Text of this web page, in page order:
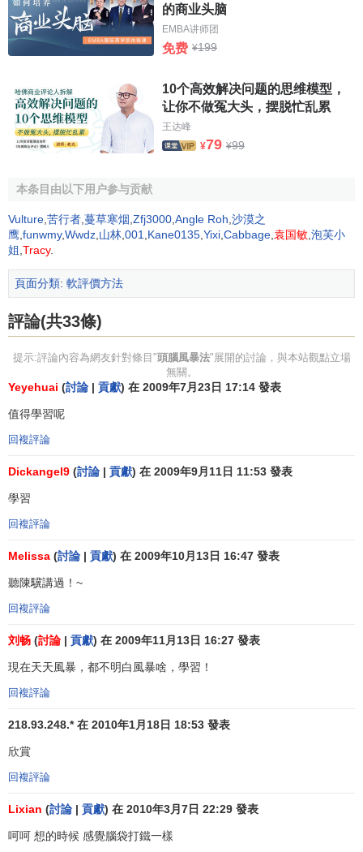
設想論證型；這是為將眾多的設想歸納轉換成實用型方
案召開的會議。要求與會者善於歸納、善於分析判斷。
會議要明確主題。會議主題提前通報給與會人員，讓與
會者有一定准備；
要素，摸清主題現狀和發展趨勢；
參與者要有一定的訓練基礎，懂得該會議提倡的原則和
方法；
會前可進行柔化訓練，即對缺乏創新鍛煉者進行打破常
規思考，轉變思維 角度的訓練活動，以減少思維慣性，從單
設想活動。
④會議原則
為使與會者暢所欲言，互相啟發和激勵，達到較高效
率，必須嚴格遵守下列原則：
——禁止批評和評論，也不要自謙。對別人提出的任何
想法都不能批判、不得阻攔。即使自己認為是幼稚的、錯誤
許自我批判，在心理上調動每一個與會者的積極性，徹底防
止出現一些“扼殺性語句”和“自我扼殺語句”。諸如“這根本行不
通”、“你這想法太陳舊了”、“這是不可能的”、“這不符合某某
的想法”等語句，禁止在會議上出現。只有這樣，與會者才可
能在充分放鬆的心境下，在別人設想的激勵下，集中全部精
——目標集中，追求設想數量，越多越好。在智力激勵
鍵所在。每個與會者都要從他人的設想中激勵自己，從中得
到啟示，或補充他人的設想，或將他人的若幹設想綜合起來
——與會人員一律平等，各種設想全部記錄下來。與會
的商业头脑
EMBA讲师团
免费 ¥199
10个高效解决问题的思维模型，
让你不做冤大头，摆脱忙乱累
王达峰
¥79 ¥99
本条目由以下用户参与贡献
Vulture 苦行者 蔓草寒烟 Zfj3000 Angle Roh 沙漠之
鹰 funwmy,Wwdz 山林 001 Kane0135 Yixi Cabbage 袁国敏 泡芙小
姐 Tracy.
頁面分類: 軟評價方法
評論(共33條)
提示:評論內容為網友針對條目"頭腦風暴法"展開的討論，與本站觀點立場
無關。
Yeyehuai (討論 | 貢獻) 在 2009年7月23日 17:14 發表
值得學習呢
回複評論
Dickangel9 (討論 | 貢獻) 在 2009年9月11日 11:53 發表
學習
回複評論
Melissa (討論 | 貢獻) 在 2009年10月13日 16:47 發表
聽陳驥講過！~
回複評論
刘畅 (討論 | 貢獻) 在 2009年11月13日 16:27 發表
現在天天風暴，都不明白風暴啥，學習！
回複評論
218.93.248.* 在 2010年1月18日 18:53 發表
欣賞
回複評論
Lixian (討論 | 貢獻) 在 2010年3月7日 22:29 發表
呵呵 想的時候 感覺腦袋打鐵一樣